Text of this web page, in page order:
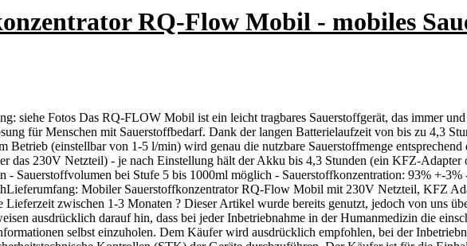
RQ-Flow Mobil - mobiles
siehe Fotos Das RQ-FLOW Mobil ist ein leicht tragbares Sauerstoffgerät, das immer
für Menschen mit Sauerstoffbedarf. Dank der langen Batterielaufzeit von bis zu 4,3
Betrieb (einstellbar von 1-5 l/min) wird genau die nutzbare Sauerstoffmenge
das 230V Netzteil) - je nach Einstellung hält der Akku bis 4,3 Stunden (ein KFZ-
- Sauerstoffvolumen bei Stufe 5 bis 1000ml möglich - Sauerstoffkonzentration: 93% +-
Mobiler Sauerstoffkonzentrator RQ-Flow Mobil mit 230V Netzteil, KFZ
Lieferzeit zwischen 1-3 Monaten ? Dieser Artikel wurde bereits genutzt, jedoch von uns
ausdrücklich darauf hin, dass bei jeder Inbetriebnahme in der Humanmedizin die
selbst einzuholen. Dem Käufer wird ausdrücklich empfohlen, bei der